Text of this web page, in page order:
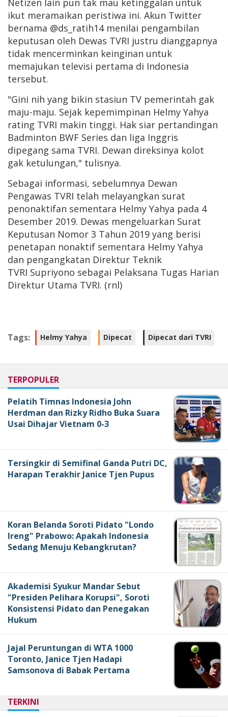
ikut meramaikan peristiwa ini. Akun Twitter
bernama @ds_ratih14 menilai pengambilan
keputusan oleh Dewas TVRI justru dianggapnya
tidak mencerminkan keinginan untuk
memajukan televisi pertama di Indonesia
tersebut.
"Gini nih yang bikin stasiun TV pemerintah gak
maju-maju. Sejak kepemimpinan Helmy Yahya
rating TVRI makin tinggi. Hak siar pertandingan
Badminton BWF Series dan liga Inggris
dipegang sama TVRI. Dewan direksinya kolot
gak ketulungan," tulisnya.
Sebagai informasi, sebelumnya Dewan
Pengawas TVRI telah melayangkan surat
penonaktifan sementara Helmy Yahya pada 4
Desember 2019. Dewas mengeluarkan Surat
Keputusan Nomor 3 Tahun 2019 yang berisi
penetapan nonaktif sementara Helmy Yahya
dan pengangkatan Direktur Teknik
TVRI Supriyono sebagai Pelaksana Tugas Harian
Direktur Utama TVRI. (rnl)
Tags: Helmy Yahya Dipecat Dipecat dari TVRI
TERPOPULER
Pelatih Timnas Indonesia John
Herdman dan Rizky Ridho Buka Suara
Usai Dihajar Vietnam 0-3
Tersingkir di Semifinal Ganda Putri DC,
Harapan Terakhir Janice Tjen Pupus
Koran Belanda Soroti Pidato "Londo
Ireng" Prabowo: Apakah Indonesia
Sedang Menuju Kebangkrutan?
Akademisi Syukur Mandar Sebut
"Presiden Pelihara Korupsi", Soroti
Konsistensi Pidato dan Penegakan
Hukum
Jajal Peruntungan di WTA 1000
Toronto, Janice Tjen Hadapi
Samsonova di Babak Pertama
TERKINI